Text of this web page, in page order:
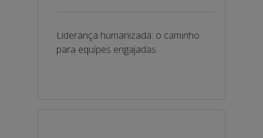
Liderança humanizada: o caminho
para equipes engajadas